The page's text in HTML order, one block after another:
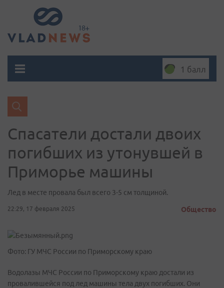
1 балл
Спасатели достали двоих
погибших из утонувшей в
Приморье машины
Лед в месте провала был всего 3-5 см толщиной.
22:29, 17 февраля 2025 Общество
Фото: ГУ МЧС России по Приморскому краю
Водолазы МЧС России по Приморскому краю достали из
провалившейся под лед машины тела двух погибших. Они